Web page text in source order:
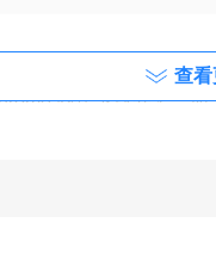
商店下载安装。
查